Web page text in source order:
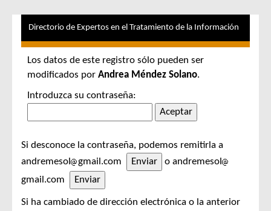
Directorio de Expertos en el Tratamiento de la Información
Los datos de este registro sólo pueden ser
modificados por Andrea Méndez Solano.
Introduzca su contraseña:
Si desconoce la contraseña, podemos remitirla a
andremesol
gmail.com
o andremesol
gmail.com
Si ha cambiado de dirección electrónica o la anterior